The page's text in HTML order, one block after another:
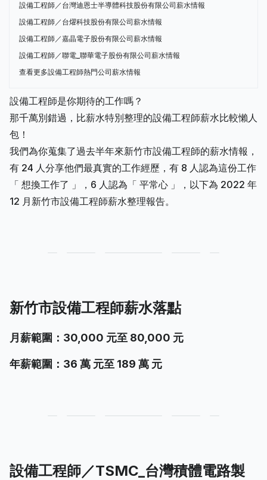
設備工程師／台灣迪恩士半導體科技股份有限公司薪水情報
設備工程師／台燿科技股份有限公司薪水情報
設備工程師／嘉晶電子股份有限公司薪水情報
設備工程師／聯電_聯華電子股份有限公司薪水情報
查看更多設備工程師熱門公司薪水情報
設備工程師是你期待的工作嗎？
那千萬別錯過，比薪水特別整理的設備工程師薪水比較懶人
包！
我們為你蒐集了過去半年來新竹市設備工程師的薪水情報，
有 24 人分享他們最真實的工作經歷，有 8 人認為這份工作
「 想換工作了 」，6 人認為「 平常心 」，以下為 2022 年
12 月新竹市設備工程師薪水整理報告。
新竹市設備工程師薪水落點
月薪範圍：30,000 元至 80,000 元
年薪範圍：36 萬 元至 189 萬 元
設備工程師／TSMC_台灣積體電路製